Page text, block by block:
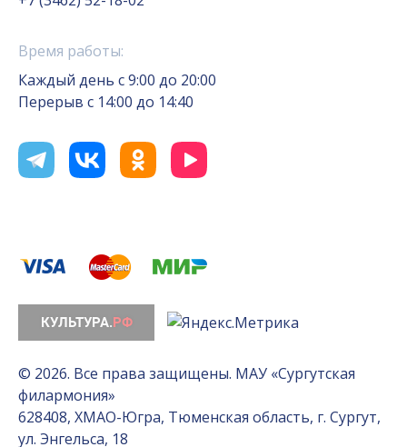
Время работы:
Каждый день с 9:00 до 20:00
Перерыв с 14:00 до 14:40
© 2026. Все права защищены. МАУ «Сургутская
филармония»
628408, ХМАО-Югра, Тюменская область, г. Сургут,
ул. Энгельса, 18